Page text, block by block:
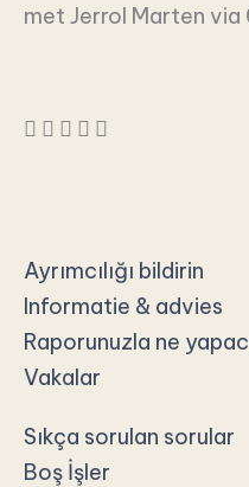
met Jerrol Marten
Ayrımcılığı bildirin
Informatie & advies
Raporunuzla ne
Vakalar
Sıkça sorulan sorular
Boş İşler